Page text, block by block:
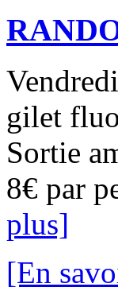
gilet
Sortie
8€ par
plus]
[En